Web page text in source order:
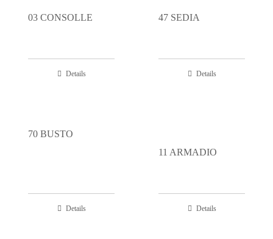
03 CONSOLLE
Details
47 SEDIA
Details
70 BUSTO
Details
11 ARMADIO
Details